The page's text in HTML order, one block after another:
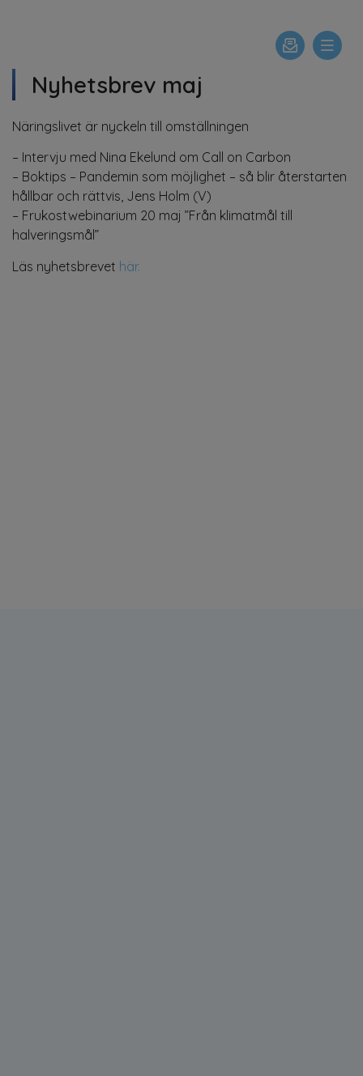
Nyhetsbrev maj
Näringslivet är nyckeln till omställningen
– Intervju med Nina Ekelund om Call on Carbon
– Boktips – Pandemin som möjlighet – så blir återstarten
hållbar och rättvis, Jens Holm (V)
– Frukostwebinarium 20 maj ”Från klimatmål till
halveringsmål”
Läs nyhetsbrevet här.